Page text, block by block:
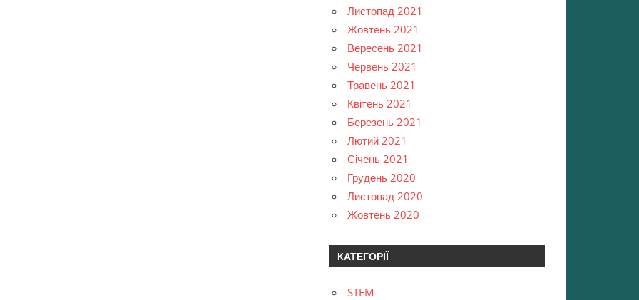
Листопад 2021
Жовтень 2021
Вересень 2021
Червень 2021
Травень 2021
Квітень 2021
Березень 2021
Лютий 2021
Січень 2021
Грудень 2020
Листопад 2020
Жовтень 2020
КАТЕГОРІЇ
STEM